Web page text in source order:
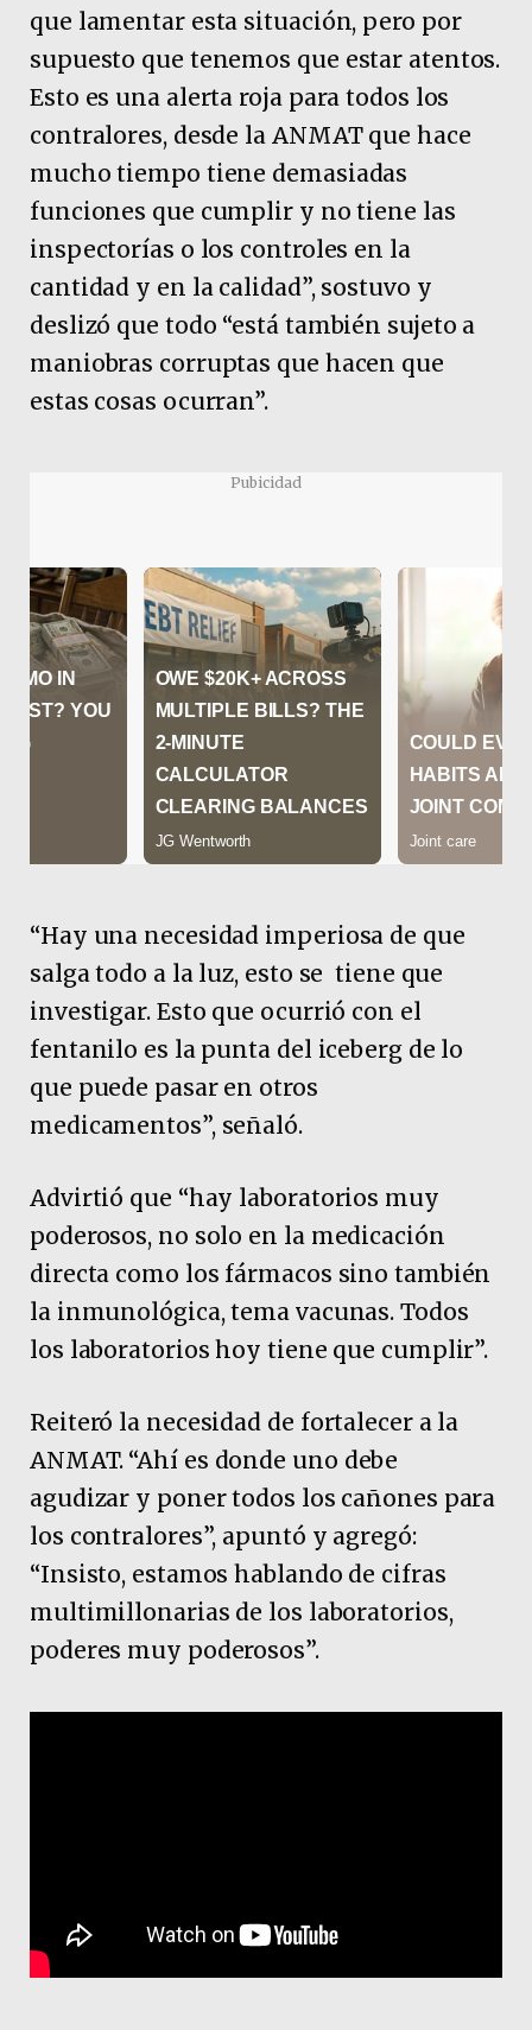
que lamentar esta situación, pero por
supuesto que tenemos que estar atentos.
Esto es una alerta roja para todos los
contralores, desde la ANMAT que hace
mucho tiempo tiene demasiadas
funciones que cumplir y no tiene las
inspectorías o los controles en la
cantidad y en la calidad”, sostuvo y
deslizó que todo “está también sujeto a
maniobras corruptas que hacen que
estas cosas ocurran”.
Pubicidad
“Hay una necesidad imperiosa de que
salga todo a la luz, esto se tiene que
investigar. Esto que ocurrió con el
fentanilo es la punta del iceberg de lo
que puede pasar en otros
medicamentos”, señaló.
Advirtió que “hay laboratorios muy
poderosos, no solo en la medicación
directa como los fármacos sino también
la inmunológica, tema vacunas. Todos
los laboratorios hoy tiene que cumplir”.
Reiteró la necesidad de fortalecer a la
ANMAT. “Ahí es donde uno debe
agudizar y poner todos los cañones para
los contralores”, apuntó y agregó:
“Insisto, estamos hablando de cifras
multimillonarias de los laboratorios,
poderes muy poderosos”.